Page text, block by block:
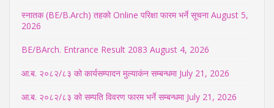
स्नातक (BE/B.Arch) तहको Online परिक्षा फारम भर्ने सूचना August 5,
2026
BE/BArch. Entrance Result 2083 August 4, 2026
आ.ब. २०८२/८३ को कार्यसम्पादन मुल्याकंन सम्बन्धमा July 21, 2026
आ.ब. २०८२/८३ को सम्पति विवरण फारम भर्ने सम्बन्धमा July 21, 2026